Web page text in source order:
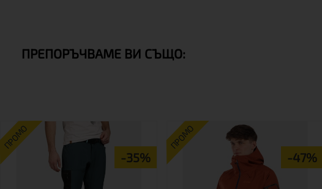
ПРЕПОРЪЧВАМЕ ВИ СЪЩО:
ПРОМО
-35%
ПРОМО
-47%